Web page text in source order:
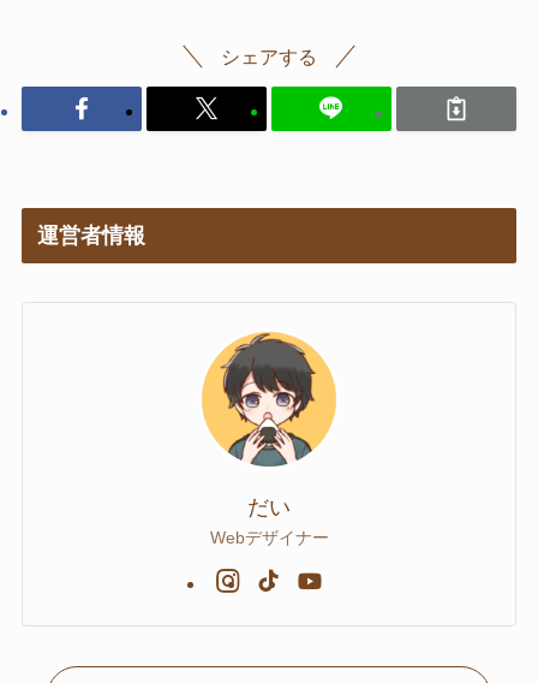
シェアする
運営者情報
だい
Webデザイナー